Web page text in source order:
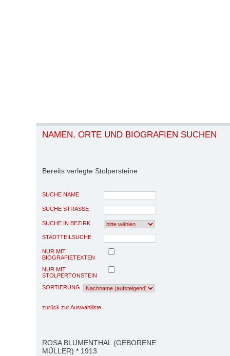
NAMEN, ORTE UND BIOGRAFIEN SUCHEN
Bereits verlegte Stolpersteine
SUCHE NAME
SUCHE STRASSE
SUCHE IN BEZIRK
STADTTEILSUCHE
NUR MIT
BIOGRAFIETEXTEN
NUR MIT
STOLPERTONSTEIN
SORTIERUNG
zurück zur Auswahlliste
ROSA BLUMENTHAL (GEBORENE
MÜLLER) * 1913